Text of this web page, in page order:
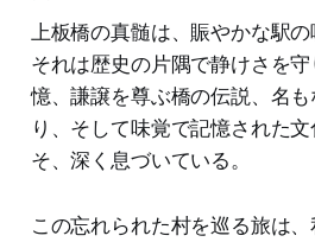
上板橋の真髄は、賑やかな駅の
それは歴史の片隅で静けさを
憶、謙譲を尊ぶ橋の伝説、名
り、そして味覚で記憶された
そ、深く息づいている。
この忘れられた村を巡る旅は